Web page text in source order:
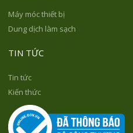
Máy móc thiết bị
Dung dịch làm sạch
TIN TỨC
Tin tức
Kiến thức